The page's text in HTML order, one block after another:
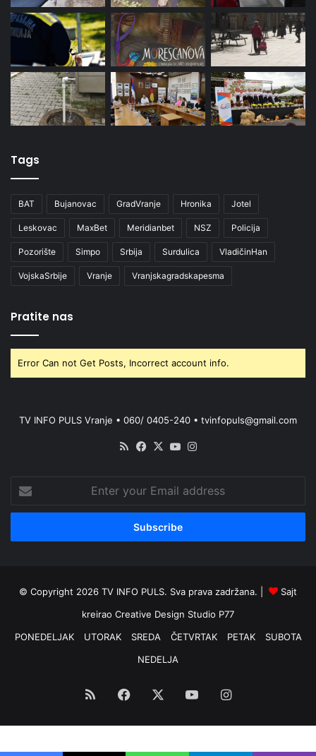
Tags
BAT Bujanovac GradVranje Hronika Jotel
Leskovac MaxBet Meridianbet NSZ Policija
Pozorište Simpo Srbija Surdulica VladičinHan
VojskaSrbije Vranje Vranjskagradskapesma
Pratite nas
Error Can not Get Posts, Incorrect account info.
TV INFO PULS Vranje • 060/ 0405-240 • tvinfopuls@gmail.com
RSS Facebook
X YouTube
your
Email
© Copyright 2026 TV INFO PULS. Sva prava zadržana. |
Sajt
kreirao Creative Design Studio P77
PONEDELJAK
UTORAK SREDA ČETVRTAK PETAK
SUBOTA
NEDELJA
RSS Facebook YouTubeInstagram